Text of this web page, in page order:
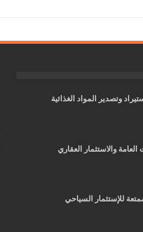
وتصدير المواد الغذائية
والاستثمار العقاري
للإستثمار السياحي